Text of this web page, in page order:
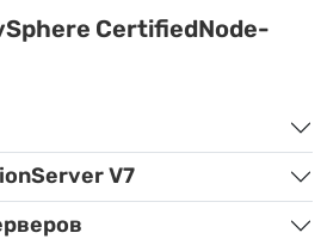
CertifiedNode-
V7